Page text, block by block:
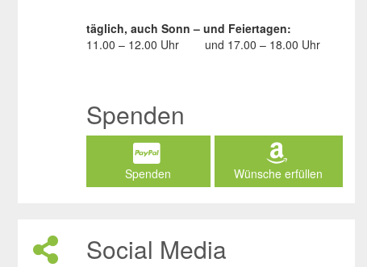
täglich, auch Sonn – und Feiertagen:
11.00 – 12.00 Uhr
und 17.00 – 18.00 Uhr
Spenden
Spenden Wünsche erfüllen
Social Media